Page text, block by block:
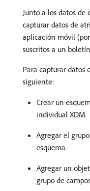
Junto a los datos
capturar datos de
aplicación móvil
suscritos a un
Para capturar datos
siguiente:
Crear un
individual XDM.
Agregar el
esquema.
Agregar un
grupo de